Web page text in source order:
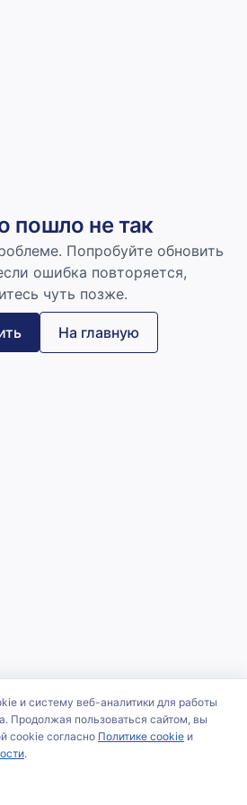
пошло не так
Попробуйте обновить
ошибка повторяется,
чуть позже.
На главную
и систему веб-аналитики для работы
Продолжая пользоваться сайтом, вы
cookie согласно Политике cookie и
.